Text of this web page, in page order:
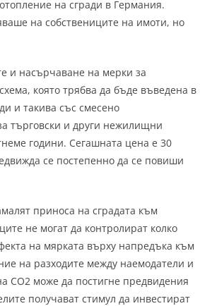
на сгради в Германия.
на собствениците на имоти, но
и насърчаване на мерки за
която трябва да бъде въведена в
и такива със смесено
търговски и други нежилищни
години. Сегашната цена е 30
се постепенно да се повиши
приноса на сградата към
не могат да контролират колко
на мярката върху напредъка към
на разходите между наемодатели и
CO2 може да постигне предвидения
получават стимул да инвестират